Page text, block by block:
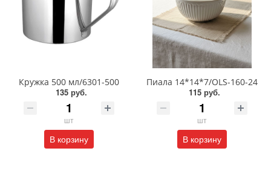
Кружка 500 мл/6301-500
135 руб.
шт
В корзину
Пиала 14*14*7/OLS-160-24
115 руб.
шт
В корзину